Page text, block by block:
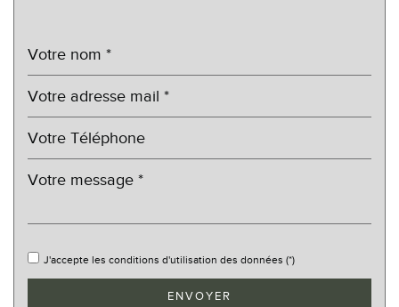
Propriétaires (vs. locataires)
Taxe foncière
17,11 %
Habitants de moins de 25 ans
Nombre d'enfants par famille
J'accepte les conditions d'utilisation des données (*)
ENVOYER